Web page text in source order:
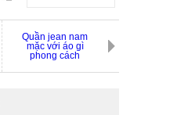
Quần jean nam
mặc với áo gì
phong cách